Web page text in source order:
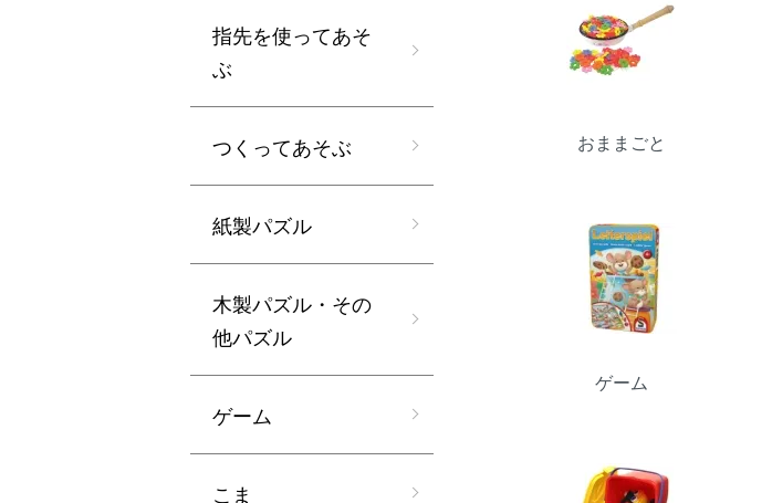
おままごと
ゲーム
指先を使ってあそ
ぶ
つくってあそぶ
紙製パズル
木製パズル・その
他パズル
ゲーム
こま